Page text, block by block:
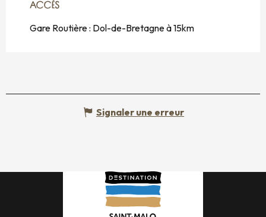
ACCÈS
ACCÈS
Gare Routière : Dol-de-Bretagne à 15km
Signaler une erreur